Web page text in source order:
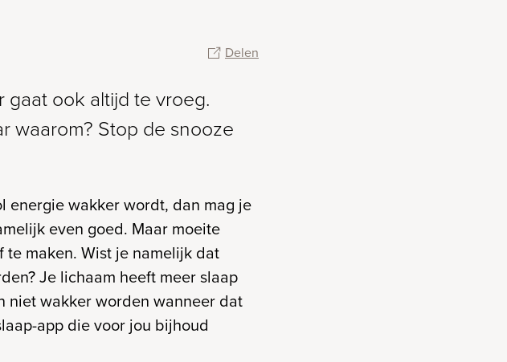
Delen
ook altijd te vroeg.
waarom? Stop de snooze
energie wakker wordt, dan mag je
even goed. Maar moeite
maken. Wist je namelijk dat
Je lichaam heeft meer slaap
niet wakker worden wanneer dat
app die voor jou bijhoud